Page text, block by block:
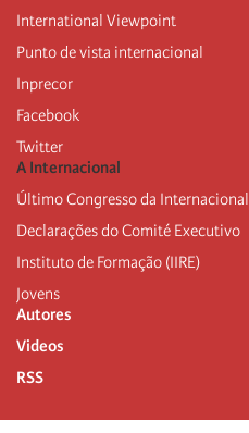
International Viewpoint
Punto de vista internacional
Inprecor
Facebook
Twitter
A Internacional
Último Congresso da Internacional
Declarações do Comité Executivo
Instituto de Formação (IIRE)
Jovens
Autores
Videos
RSS